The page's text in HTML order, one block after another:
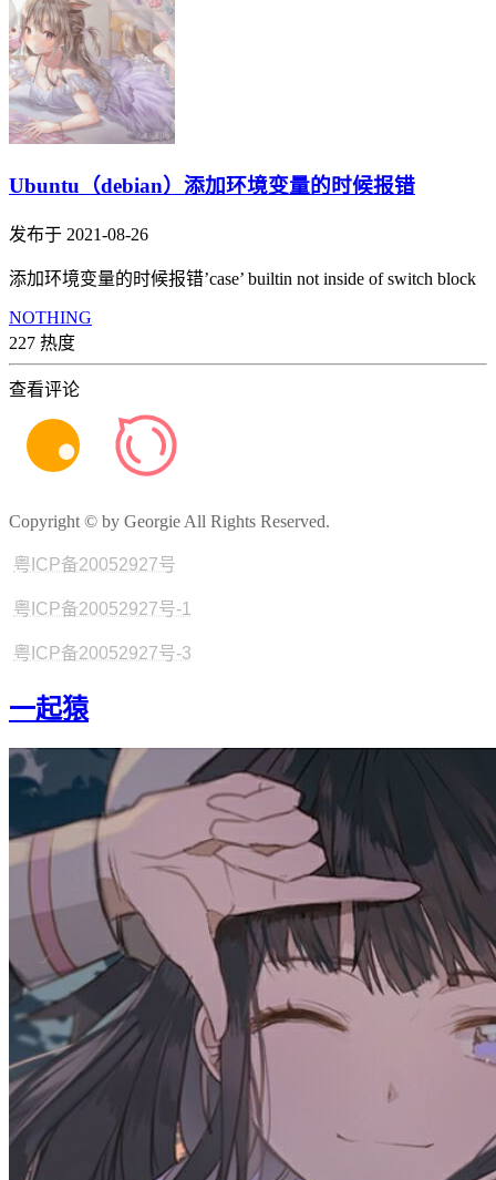
Ubuntu（debian）添加环境变量的时候报错
发布于 2021-08-26
添加环境变量的时候报错’case’ builtin not inside of switch block
NOTHING
227 热度
查看评论
Copyright © by Georgie All Rights Reserved.
粤ICP备20052927号
粤ICP备20052927号-1
粤ICP备20052927号-3
一起猿